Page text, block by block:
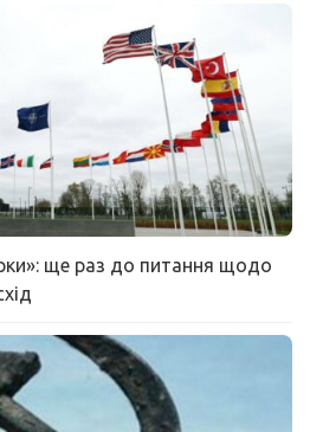
ще раз до питання щодо